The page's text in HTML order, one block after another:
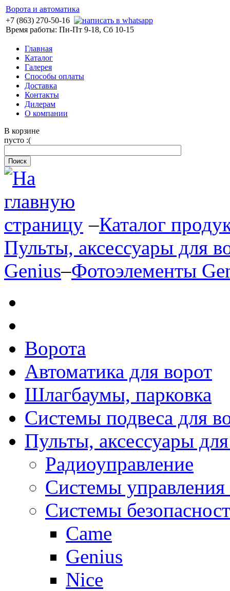
Ворота и автоматика
+7 (863) 270-50-16
Время работы: Пн-Пт 9-18, Сб 10-15
Главная
Каталог
Галерея
Способы оплаты
Доставка
Контакты
Дилерам
О компании
В корзине
пусто :(
–Каталог
Пульты, аксессуары для
Genius–Фотоэлементы
Ворота
Автоматика для ворот
Шлагбаумы, парковка
Системы подвеса для
Пульты, аксессуары
Радиоуправление
Системы
Системы
Came
Genius
Nice